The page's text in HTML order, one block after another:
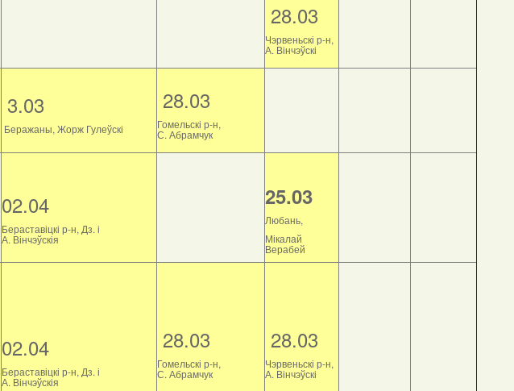
28.03
Чэрвеньскі р-н,
А. Вінчэўскі
3.03
Беражаны, Жорж Гулеўскі
28.03
Гомельскі р-н,
С. Абрамчук
02.04
Бераставіцкі р-н, Дз. і
А. Вінчэўскія
25.03
Любань,
Мікалай
Верабей
02.04
Бераставіцкі р-н, Дз. і
А. Вінчэўскія
28.03
Гомельскі р-н,
С. Абрамчук
28.03
Чэрвеньскі р-н,
А. Вінчэўскі